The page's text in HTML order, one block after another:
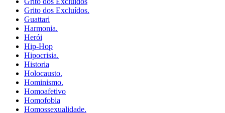
Grito dos Excluídos.
Guattari
Harmonia.
Herói
Hip-Hop
Hipocrisia.
Historia
Holocausto.
Hominismo.
Homoafetivo
Homofobia
Homossexualidade.